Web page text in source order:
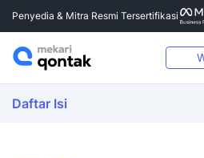
Penyedia & Mitra Resmi Tersertifikasi
Daftar Isi